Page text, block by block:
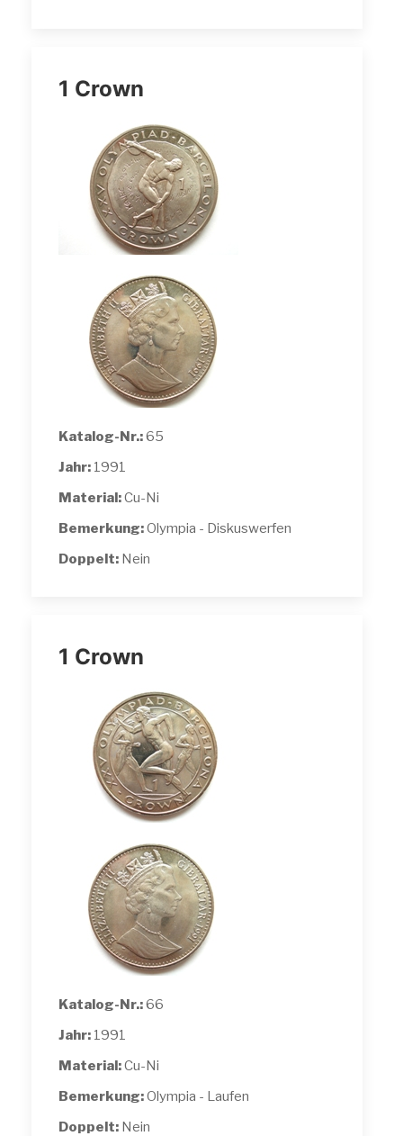
1 Crown
Katalog-Nr.:65
Jahr: 1991
Material:Cu-Ni
Bemerkung:Olympia - Diskuswerfen
Doppelt: Nein
1 Crown
Katalog-Nr.:66
Jahr: 1991
Material:Cu-Ni
Bemerkung:Olympia - Laufen
Doppelt: Nein